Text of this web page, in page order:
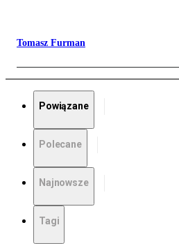
Tomasz Furman
Powiązane
Polecane
Najnowsze
Tagi